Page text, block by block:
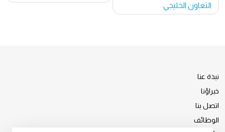
التعاون الخليجي
نبذة عنا
خبراؤنا
اتصل بنا
الوظائف